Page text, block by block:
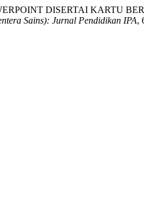
DISERTAI KARTU
Sains): Jurnal Pendidikan IPA,